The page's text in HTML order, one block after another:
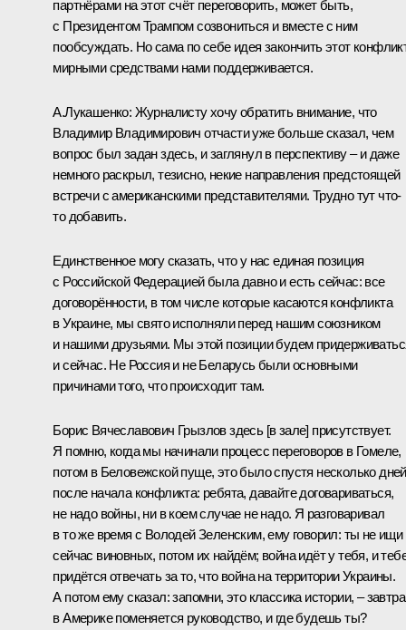
партнёрами на этот счёт переговорить, может быть,
с Президентом Трампом созвониться и вместе с ним
пообсуждать. Но сама по себе идея закончить этот
мирными средствами нами поддерживается.
А.Лукашенко: Журналисту хочу обратить внимание, что
Владимир Владимирович отчасти уже больше сказал, чем
вопрос был задан здесь, и заглянул в перспективу – и даже
немного раскрыл, тезисно, некие направления предстоящей
встречи с американскими представителями. Трудно тут что-
то добавить.
Единственное могу сказать, что у нас единая позиция
с Российской Федерацией была давно и есть сейчас: все
договорённости, в том числе которые касаются конфликта
в Украине, мы свято исполняли перед нашим союзником
и нашими друзьями. Мы этой позиции будем
и сейчас. Не Россия и не Беларусь были основными
причинами того, что происходит там.
Борис Вячеславович Грызлов здесь [в зале] присутствует.
Я помню, когда мы начинали процесс переговоров в Гомеле,
потом в Беловежской пуще, это было спустя несколько дней
после начала конфликта: ребята, давайте договариваться,
не надо войны, ни в коем случае не надо. Я разговаривал
в то же время с Володей Зеленским, ему говорил: ты не ищи
сейчас виновных, потом их найдём; война идёт у тебя, и
придётся отвечать за то, что война на территории Украины.
А потом ему сказал: запомни, это классика истории, – завтра
в Америке поменяется руководство, и где будешь ты?